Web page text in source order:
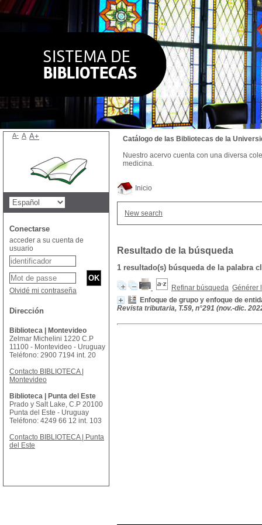
Inicio
New search
Resultado de la búsqueda
1 resultado(s) búsqueda de la palabra
Refinar búsqueda Générer
Enfoque de grupo y enfoque de
Revista tributaria, T.59, n°291 (nov.-dic.
Catálogo de las Bibliotecas de la
Nuestro acervo cuenta con una diversa
medicina.
A- A A+
Conectarse
acceder a su cuenta de
usuario
Olvidé mi contraseña
Dirección
Biblioteca | Montevideo
Zelmar Michelini 1220 C.P
11100 - Montevideo - Uruguay
Teléfono: 2900 7194 int. 20
Contacto BIBLIOTECA |
Montevideo
Biblioteca | Punta del Este
Prado y Salt Lake, C.P 20100
Punta del Este - Uruguay
Teléfono: 4249 66 12 int. 103
Contacto BIBLIOTECA | Punta
del Este